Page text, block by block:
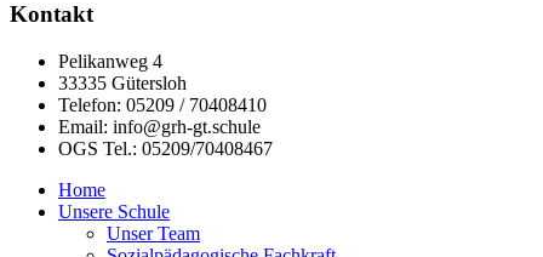
Kontakt
Pelikanweg 4
33335 Gütersloh
Telefon: 05209 / 70408410
Email: info@grh-gt.schule
OGS Tel.: 05209/70408467
Home
Unsere Schule
Unser Team